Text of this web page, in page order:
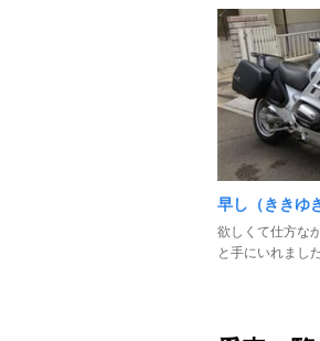
早し（ききゆ
欲しくて仕方な
と手にいれまし